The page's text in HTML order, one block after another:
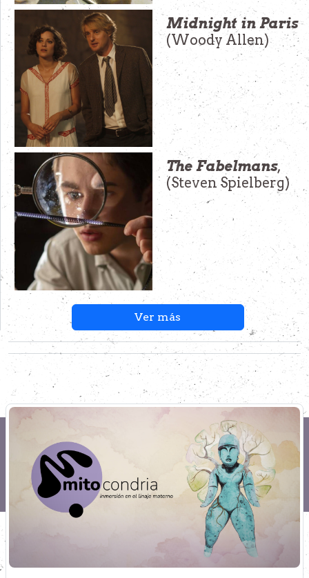
Midnight in Paris
(Woody Allen)
The Fabelmans,
(Steven Spielberg)
Ver más